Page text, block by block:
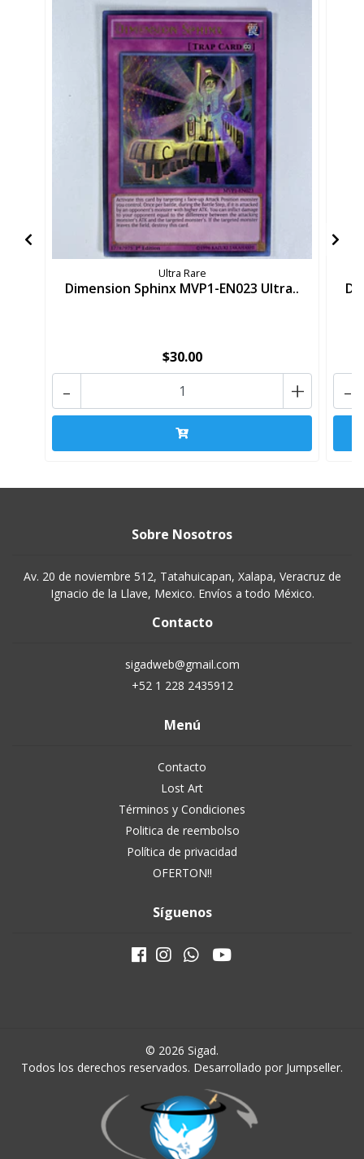
Ultra Rare
Dimension Sphinx MVP1-EN023 Ultra..
$30.00
+
- -
Sobre Nosotros
Av. 20 de noviembre 512, Tatahuicapan, Xalapa, Veracruz de
Ignacio de la Llave, Mexico. Envíos a todo México.
Contacto
sigadweb@gmail.com
+52 1 228 2435912
Menú
Contacto
Lost Art
Términos y Condiciones
Politica de reembolso
Política de privacidad
OFERTON!!
Síguenos
© 2026 Sigad.
Todos los derechos reservados. Desarrollado por Jumpseller.